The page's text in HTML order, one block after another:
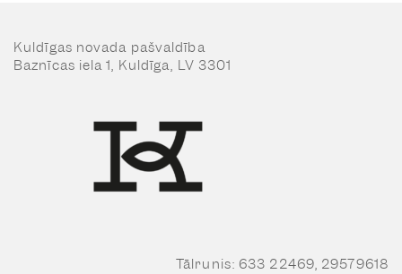
Kuldīgas novada pašvaldība
Baznīcas iela 1, Kuldīga, LV 3301
Tālrunis: 633 22469, 29579618